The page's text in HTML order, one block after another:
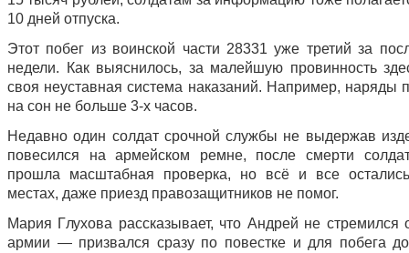
10 дней отпуска.
Этот побег из воинской части 28331 уже третий за
недели. Как выяснилось, за малейшую провинность
своя неуставная система наказаний. Например, наряды
на сон не больше 3-х часов.
Недавно один солдат срочной службы не выдержав
повесился на армейском ремне, после смерти
прошла масштабная проверка, но всё и все
местах, даже приезд правозащитников не помог.
Мария Глухова рассказывает, что Андрей не стремился
армии — призвался сразу по повестке и для побега